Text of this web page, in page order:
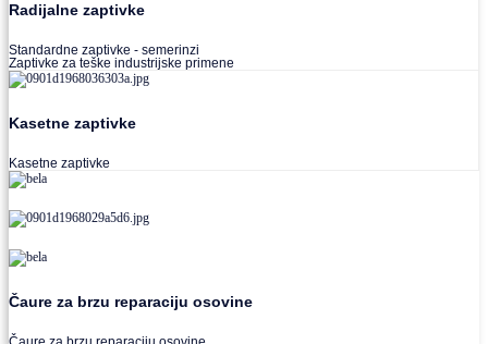
Radijalne zaptivke
Standardne zaptivke - semerinzi
Zaptivke za teške industrijske primene
Kasetne zaptivke
Kasetne zaptivke
Čaure za brzu reparaciju osovine